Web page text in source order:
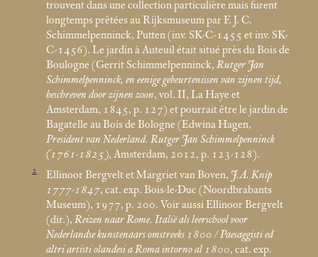
trouvent dans une collection particulière mais furent
longtemps prêtées au Rijksmuseum par F. J. C.
Schimmelpenninck, Putten (inv. SK-C-1455 et inv. SK-
C-1456). Le jardin à Auteuil était situé près du Bois de
Boulogne (Gerrit Schimmelpenninck, Rutger Jan
Schimmelpenninck, en eenige gebeurtenissen van zijnen tijd,
beschreven door zijnen zoon, vol. II, La Haye et
Amsterdam, 1845, p. 127) et pourrait être le jardin de
Bagatelle au Bois de Bologne (Edwina Hagen,
President van Nederland. Rutger Jan Schimmelpenninck
(1761-1825), Amsterdam, 2012, p. 123-128).
2 Ellinoor Bergvelt et Margriet van Boven, J.A. Knip
1777-1847, cat. exp. Bois-le-Duc (Noordbrabants
Museum), 1977, p. 200. Voir aussi Ellinoor Bergvelt
(dir.), Reizen naar Rome. Italië als leerschool voor
Nederlandse kunstenaars omstreeks 1800 / Paesaggisti ed
altri artisti olandesi a Roma intorno al 1800, cat. exp.